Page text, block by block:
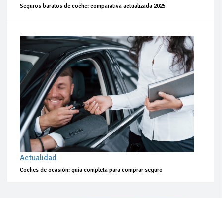
Seguros baratos de coche: comparativa actualizada 2025
Actualidad
Coches de ocasión: guía completa para comprar seguro